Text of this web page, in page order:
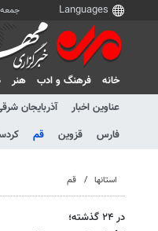
جمعه ۱۶ مرداد ۱۴۰۵
خانه فرهنگ و ادب هنر
عناوین اخبار
آذربایجان
فارس
قزوین قم
استانها قم
در ۲۴ گذشته؛